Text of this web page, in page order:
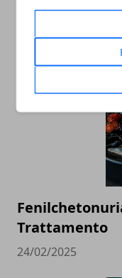
Dubai: i falsi
Trattamento
24/02/2025